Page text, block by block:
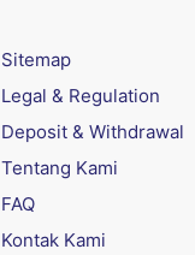
Sitemap
Legal & Regulation
Deposit & Withdrawal
Tentang Kami
FAQ
Kontak Kami